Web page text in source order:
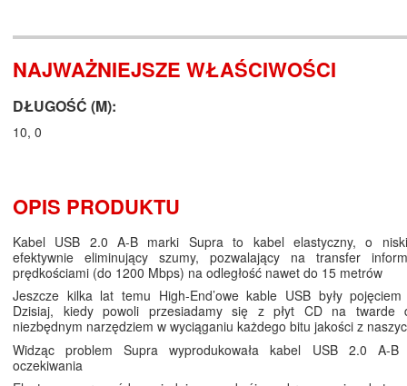
NAJWAŻNIEJSZE WŁAŚCIWOŚCI
DŁUGOŚĆ (M):
10, 0
OPIS PRODUKTU
Kabel USB 2.0 A-B marki Supra to kabel elastyczny, o
efektywnie eliminujący szumy, pozwalający na transfer
prędkościami (do 1200 Mbps) na odległość nawet do 15 metrów
Jeszcze kilka lat temu High-End’owe kable USB były pojęciem
Dzisiaj, kiedy powoli przesiadamy się z płyt CD na twarde
niezbędnym narzędziem w wyciąganiu każdego bitu jakości z
Widząc problem Supra wyprodukowała kabel USB 2.0 A-B
oczekiwania